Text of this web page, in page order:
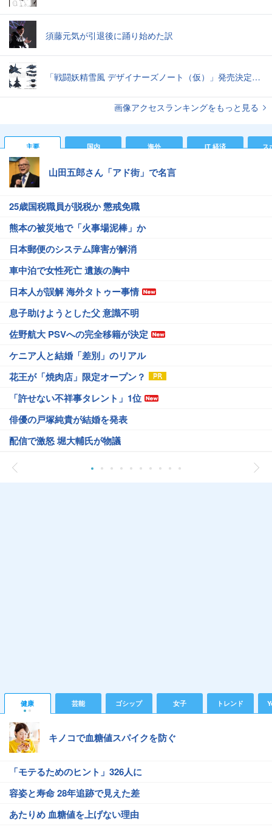
須藤元気が引退後に踊り始めた訳
「戦闘妖精雪風 デザイナーズノート（仮）」発売決定スーパーシルフやメイヴといった名機たちの“線”の妙味
画像アクセスランキングをもっと見る
主要 国内 海外 IT 経済 ス
山田五郎さん「アド街」で名言
25歳国税職員が脱税か 懲戒免職
熊本の被災地で「火事場泥棒」か
日本郵便のシステム障害が解消
車中泊で女性死亡 遺族の胸中
日本人が誤解 海外タトゥー事情
息子助けようとした父 意識不明
佐野航大 PSVへの完全移籍が決定
ケニア人と結婚「差別」のリアル
花王が「焼肉店」限定オープン？
「許せない不祥事タレント」1位
俳優の戸塚純貴が結婚を発表
配信で激怒 堀大輔氏が物議
健康 芸能 ゴシップ 女子 トレンド
キノコで血糖値スパイクを防ぐ
「モテるためのヒント」326人に
容姿と寿命 28年追跡で見えた差
あたりめ 血糖値を上げない理由